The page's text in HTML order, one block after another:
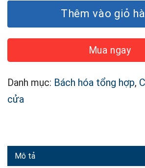
Thêm vào giỏ
Mua ngay
Danh mục: Bách hóa tổng hợp,
cửa
Mô tả